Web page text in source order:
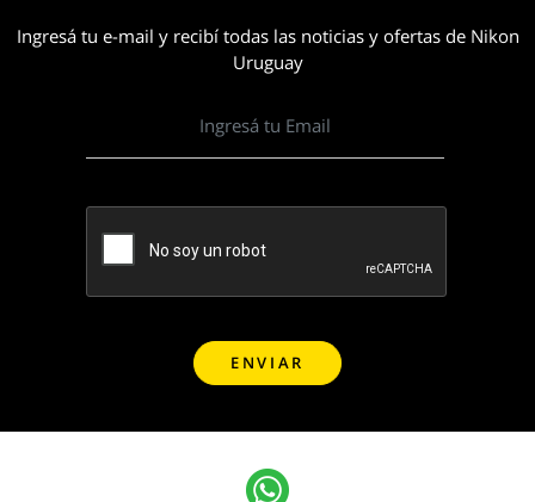
Ingresá tu e-mail y recibí todas las noticias y ofertas de Nikon
Uruguay